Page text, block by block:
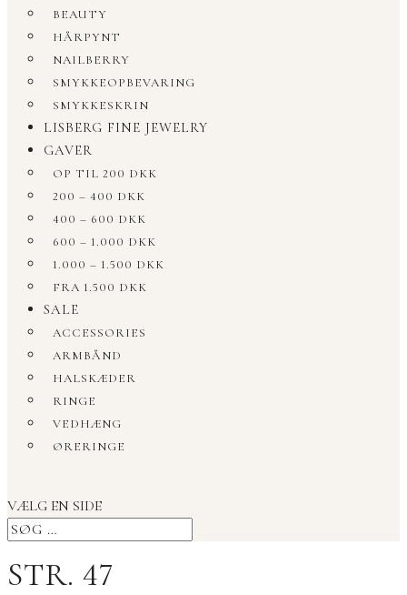
BEAUTY
HÅRPYNT
NAILBERRY
SMYKKEOPBEVARING
SMYKKESKRIN
LISBERG FINE JEWELRY
GAVER
OP TIL 200 DKK
200 – 400 DKK
400 – 600 DKK
600 – 1.000 DKK
1.000 – 1.500 DKK
FRA 1.500 DKK
SALE
ACCESSORIES
ARMBÅND
HALSKÆDER
RINGE
VEDHÆNG
ØRERINGE
VÆLG EN SIDE
STR. 47